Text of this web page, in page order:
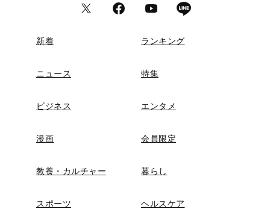
新着 ランキング
ニュース 特集
ビジネス エンタメ
漫画 会員限定
教養・カルチャー 暮らし
スポーツ ヘルスケア